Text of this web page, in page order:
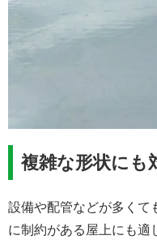
複雑な形状にも
設備や配管などが多くて
に制約がある屋上にも適